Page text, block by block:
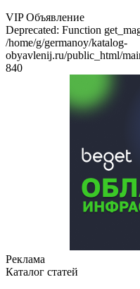
VIP Объявление
Deprecated: Function
/home/g/germanoy/katalog-
obyavlenij.ru/public_html/
840
Реклама
Каталог статей